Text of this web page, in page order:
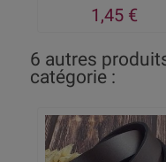
1,45 €
6 autres
catégorie :